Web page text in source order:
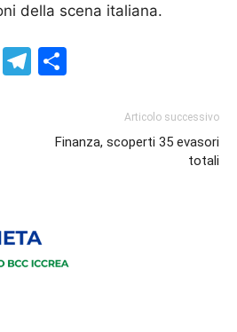
della scena italiana.
WhatsApp
Telegram
Articolo successivo
Finanza, scoperti 35 evasori
totali